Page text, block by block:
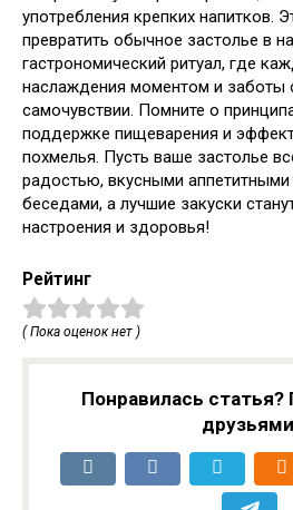
употребления крепких напитков.
превратить обычное застолье в
гастрономический ритуал, где
наслаждения моментом и заботы
самочувствии. Помните о
поддержке пищеварения и
похмелья. Пусть ваше застолье
радостью, вкусными
беседами, а лучшие закуски
настроения и здоровья!
Рейтинг
( Пока оценок нет )
Понравилась статья?